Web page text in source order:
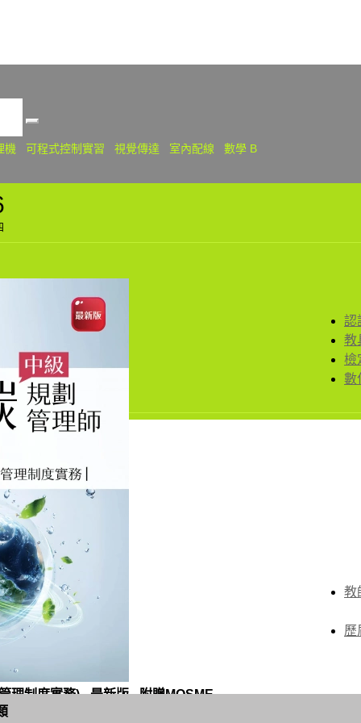
認
教
檢
數
教
歷
機 可程式控制實習 視覺傳達 室內配線 數學 B
理制度實務) - 最新版 - 附贈MOSME